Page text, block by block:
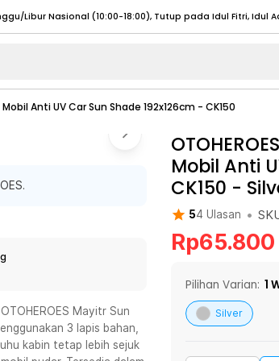
Sabtu - Minggu (08:00 - 20:00), Tutup pada Idul Fitri
- Minggu/ Libur Nasional (08:00 - 17:00) Selengkapnya
- Minggu/ Libur Nasional (08:00 - 17:00) Selengkapnya
Libur Nasional (12:00-20:00), Tutup pada Idul Fitri
Libur Nasional (12:00-20:00), Tutup pada Idul Fitri
Sabtu - Minggu (08:00 - 20:00), Tutup pada Idul Fitri
- Minggu/ Libur Nasional (08:00 - 17:00) Selengkapnya
Minggu/ Libur Nasional (08:00 - 17:00)
Anti UV Car Sun Shade 192x126cm - CK150
Mayitr Sun
3 lapis bahan,
kabin tetap lebih sejuk
Mobil Anti
CK150 -
54 Ulasan •
Rp65.800
Pilihan Varian: 1
Silver